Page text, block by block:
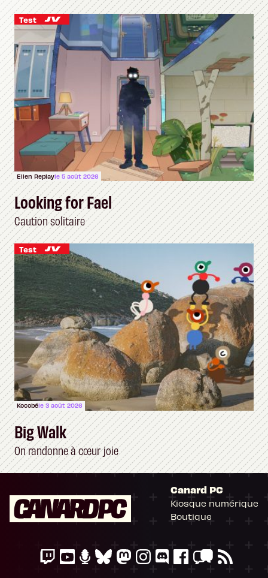
Test
Ellen Replayle 5 août 2026
Looking for Fael
Caution solitaire
Test
Kocobéle 3 août 2026
Big Walk
On randonne à cœur joie
Canard PC
Kiosque numérique
Boutique